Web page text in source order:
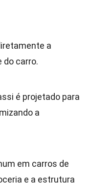
a
do carro.
é projetado para
a
em carros de
e a estrutura